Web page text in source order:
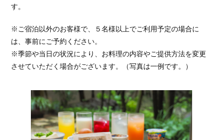
す。
※ご宿泊以外のお客様で、５名様以上でご利用予定の場合に
は、事前にご予約ください。
※季節や当日の状況により、お料理の内容やご提供方法を変更
させていただく場合がございます。（写真は一例です。）